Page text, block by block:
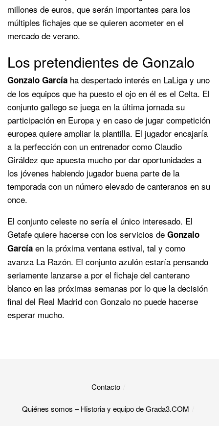
millones de euros, que serán importantes para los
múltiples fichajes que se quieren acometer en el
mercado de verano.
Los pretendientes de Gonzalo
Gonzalo García ha despertado interés en LaLiga y uno
de los equipos que ha puesto el ojo en él es el Celta. El
conjunto gallego se juega en la última jornada su
participación en Europa y en caso de jugar competición
europea quiere ampliar la plantilla. El jugador encajaría
a la perfección con un entrenador como Claudio
Giráldez que apuesta mucho por dar oportunidades a
los jóvenes habiendo jugador buena parte de la
temporada con un número elevado de canteranos en su
once.
El conjunto celeste no sería el único interesado. El
Getafe quiere hacerse con los servicios de Gonzalo
García en la próxima ventana estival, tal y como
avanza La Razón. El conjunto azulón estaría pensando
seriamente lanzarse a por el fichaje del canterano
blanco en las próximas semanas por lo que la decisión
final del Real Madrid con Gonzalo no puede hacerse
esperar mucho.
Contacto
Quiénes somos – Historia y equipo de Grada3.COM